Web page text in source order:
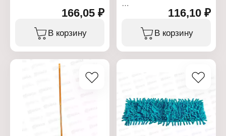
подвесом для удобного
Характеристики:
Мультипласт
Артикул: MPG7600
Тип товара: Черенок
Назначение: для швабры
Модель: "Евро Эконом"
Материал: дерево,
полипропилен
Длина: 120 см
Диаметр: 20 мм
166,05 ₽
В корзину
Характеристики:
Торговая марка: Happy
Panda
Артикул/Модель: HP-
Цвет: серебро, черный
Диаметр: 20 мм
116,10 ₽
В корзину